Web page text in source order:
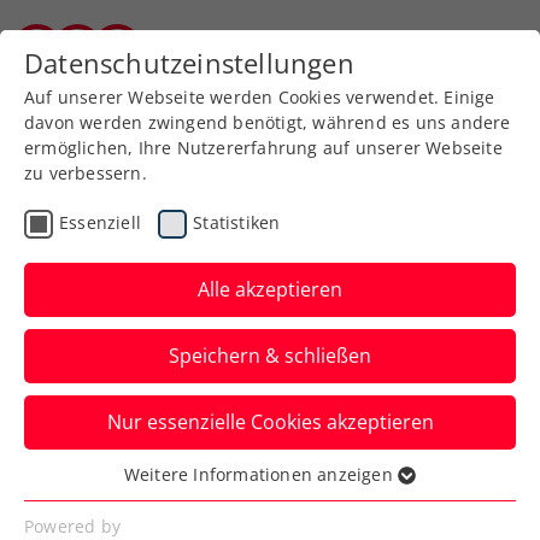
Zurück zur Newsübersicht
Turniere
ÖTV Jugend Circuit:
Turniersiege für
Maislinger und Kühbauer
Das erste Event des BIDI BADU ÖTV
Jugend Circuit presented by kronehit
brachte im U14-Bewerb zwei
burgenländische Sieger. Niklas Maislinger
holte sich, nachdem er im Semifinale
Datenschutzeinstellungen
Auf unserer Webseite werden Cookies verwendet. Einige
davon werden zwingend benötigt, während es uns andere
ermöglichen, Ihre Nutzererfahrung auf unserer Webseite
zu verbessern.
Essenziell Statistiken
Alle akzeptieren
Speichern & schließen
Nur essenzielle Cookies akzeptieren
Essenziell
Essenzielle Cookies werden für grundlegende
Weitere Informationen anzeigen
Powered by